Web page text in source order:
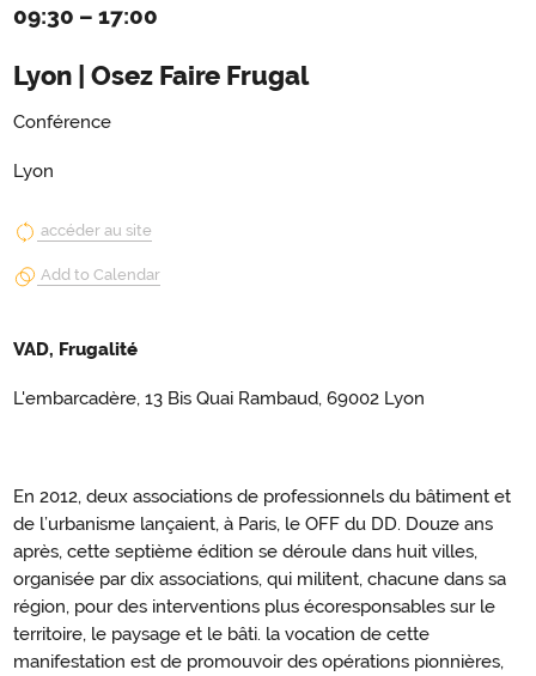
09:30 – 17:00
Lyon | Osez Faire Frugal
Conférence
Lyon
accéder au site
Add to Calendar
VAD, Frugalité
L'embarcadère, 13 Bis Quai Rambaud, 69002 Lyon
En 2012, deux associations de professionnels du bâtiment et
de l’urbanisme lançaient, à Paris, le OFF du DD. Douze ans
après, cette septième édition se déroule dans huit villes,
organisée par dix associations, qui militent, chacune dans sa
région, pour des interventions plus écoresponsables sur le
territoire, le paysage et le bâti. la vocation de cette
manifestation est de promouvoir des opérations pionnières,